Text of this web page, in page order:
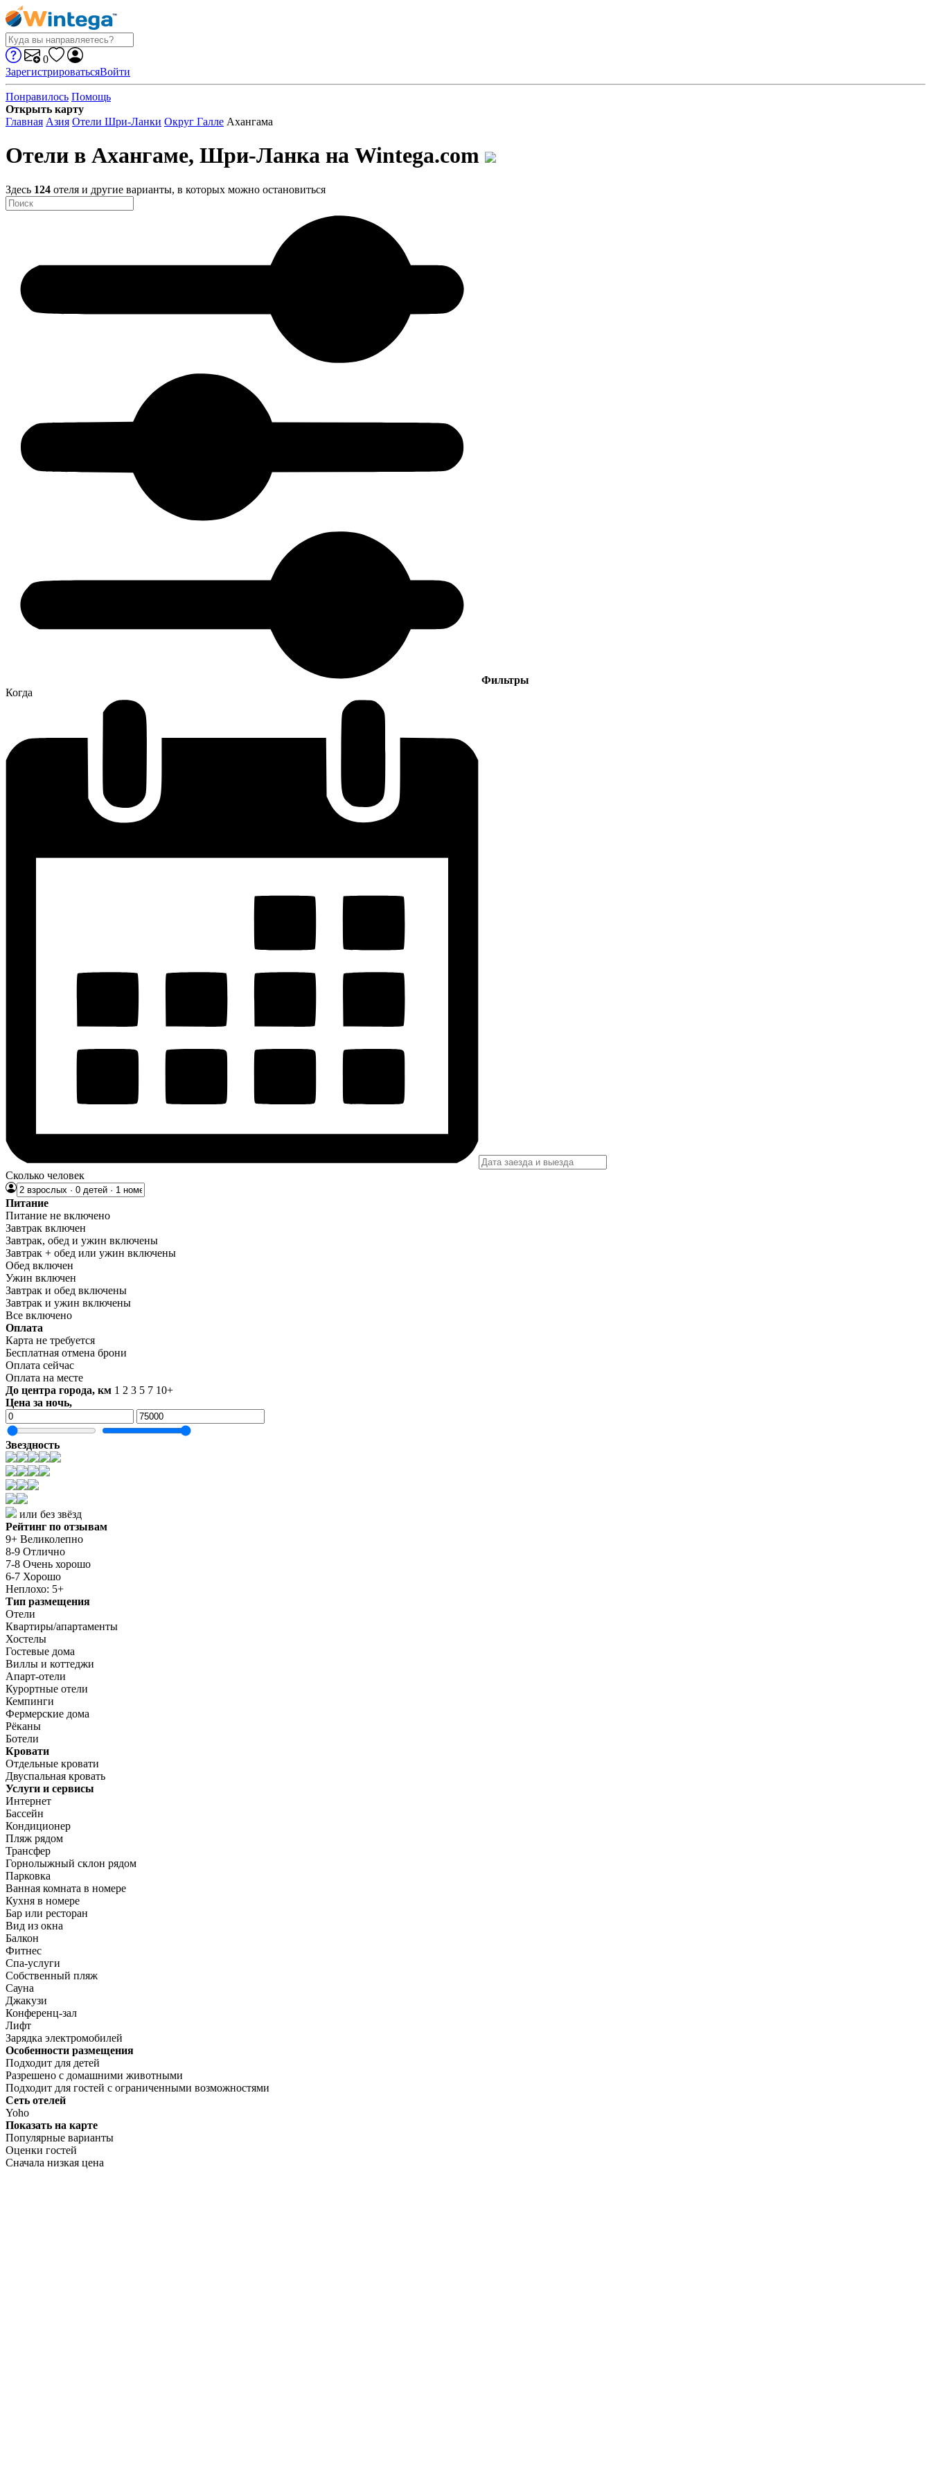
0
ЗарегистрироватьсяВойти
Понравилось Помощь
Открыть карту
Главная Азия Отели Шри-Ланки Округ Галле Ахангама
Отели в Ахангаме, Шри-Ланка на Wintega.com
Здесь 124 отеля и другие варианты, в которых можно остановиться
Фильтры
Когда
Сколько человек
Питание
Питание не включено
Завтрак включен
Завтрак, обед и ужин включены
Завтрак + обед или ужин включены
Обед включен
Ужин включен
Завтрак и обед включены
Завтрак и ужин включены
Все включено
Оплата
Карта не требуется
Бесплатная отмена брони
Оплата сейчас
Оплата на месте
До центра города, км 1 2 3 5 7 10+
Цена за ночь,
Звездность
или без звёзд
Рейтинг по отзывам
9+ Великолепно
8-9 Отлично
7-8 Очень хорошо
6-7 Хорошо
Неплохо: 5+
Тип размещения
Отели
Квартиры/апартаменты
Хостелы
Гостевые дома
Виллы и коттеджи
Апарт-отели
Курортные отели
Кемпинги
Фермерские дома
Рёканы
Ботели
Кровати
Отдельные кровати
Двуспальная кровать
Услуги и сервисы
Интернет
Бассейн
Кондиционер
Пляж рядом
Трансфер
Горнолыжный склон рядом
Парковка
Ванная комната в номере
Кухня в номере
Бар или ресторан
Вид из окна
Балкон
Фитнес
Спа-услуги
Собственный пляж
Сауна
Джакузи
Конференц-зал
Лифт
Зарядка электромобилей
Особенности размещения
Подходит для детей
Разрешено с домашними животными
Подходит для гостей с ограниченными возможностями
Сеть отелей
Yoho
Показать на карте
Популярные варианты
Оценки гостей
Сначала низкая цена